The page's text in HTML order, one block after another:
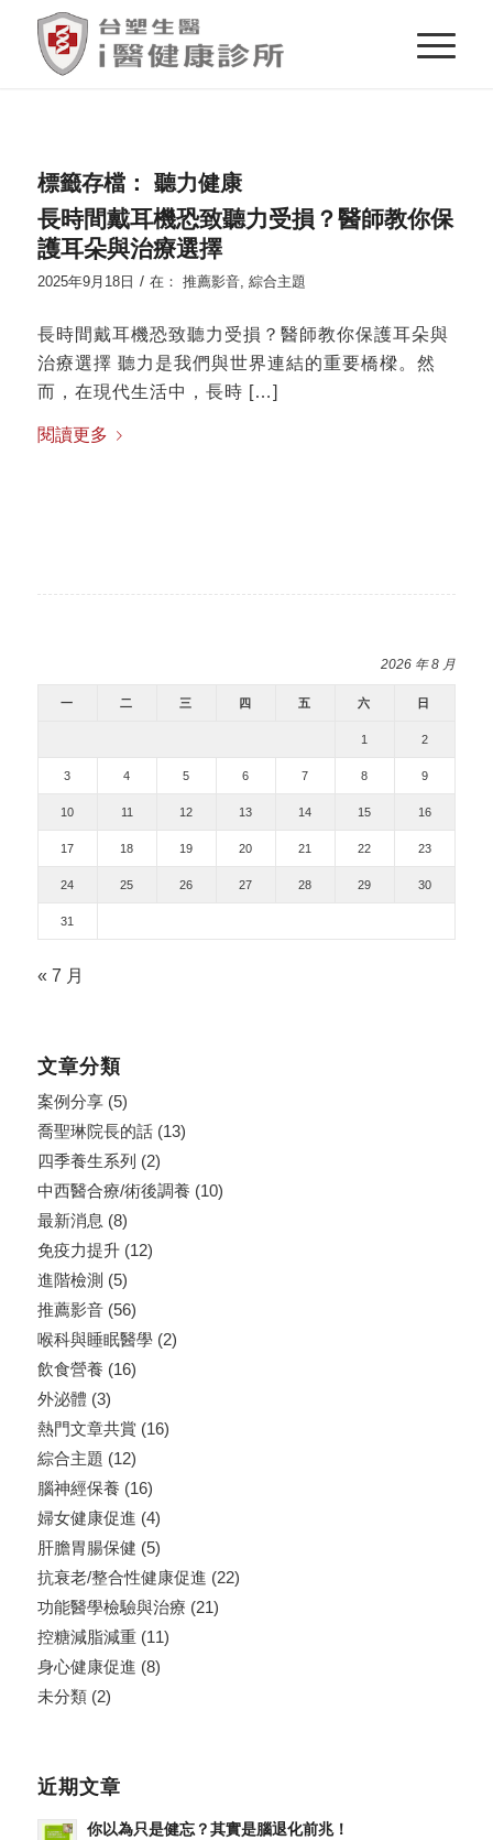
標籤存檔： 聽力健康
長時間戴耳機恐致聽力受損？醫師教你保
護耳朵與治療選擇
2025年9月18日 / 在： 推薦影音, 綜合主題
長時間戴耳機恐致聽力受損？醫師教你保護耳朵與
治療選擇 聽力是我們與世界連結的重要橋樑。然
而，在現代生活中，長時 […]
閱讀更多
2026 年 8 月
一 二 三 四 五 六 日
1 2
3 4 5 6 7 8 9
10 11 12 13 14 15 16
17 18 19 20 21 22 23
24 25 26 27 28 29 30
31
« 7 月
文章分類
案例分享(5)
喬聖琳院長的話(13)
四季養生系列 (2)
中西醫合療/術後調養 (10)
最新消息 (8)
免疫力提升(12)
進階檢測 (5)
推薦影音(56)
喉科與睡眠醫學(2)
飲食營養 (16)
外泌體 (3)
熱門文章共賞 (16)
綜合主題 (12)
腦神經保養 (16)
婦女健康促進 (4)
肝膽胃腸保健 (5)
抗衰老/整合性健康促進 (22)
功能醫學檢驗與治療 (21)
控糖減脂減重(11)
身心健康促進 (8)
未分類(2)
近期文章
你以為只是健忘？其實是腦退化前兆！